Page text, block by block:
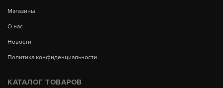
Магазины
О нас
Новости
Политика конфиденциальности
КАТАЛОГ ТОВАРОВ